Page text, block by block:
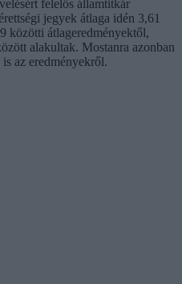
felelős államtitkár
jegyek átlaga idén 3,61
közötti átlageredményektől,
alakultak. Mostanra azonban
az eredményekről.